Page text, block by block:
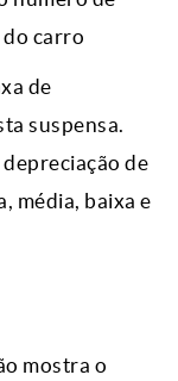
carro
de
suspensa.
de
média, baixa e
mostra o